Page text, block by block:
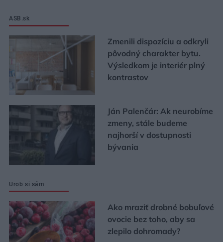
ASB.sk
Zmenili dispozíciu a odkryli
pôvodný charakter bytu.
Výsledkom je interiér plný
kontrastov
Ján Palenčár: Ak neurobíme
zmeny, stále budeme
najhorší v dostupnosti
bývania
Urob si sám
Ako mraziť drobné bobuľové
ovocie bez toho, aby sa
zlepilo dohromady?